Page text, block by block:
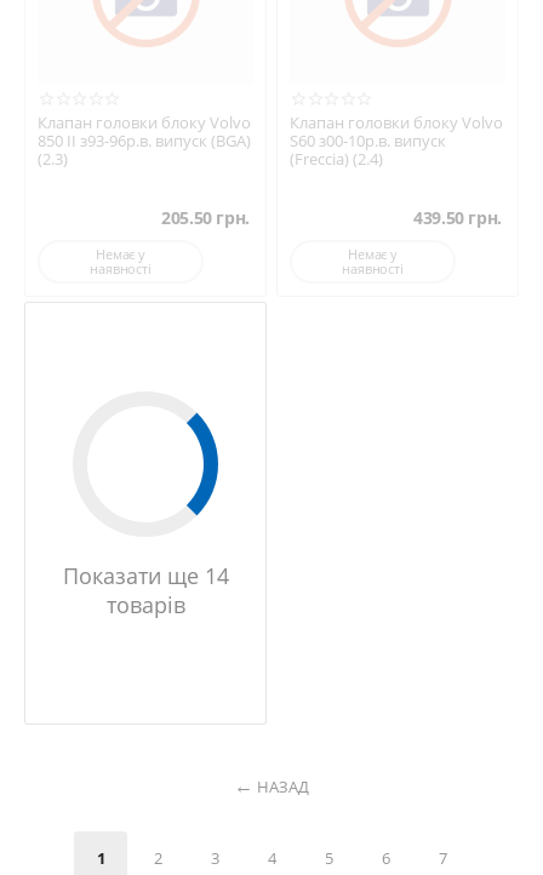
Клапан головки блоку Volvo
850 II з93-96р.в. випуск (BGA)
(2.3)
205.50 грн.
Немає у
наявності
Клапан головки блоку Volvo
S60 з00-10р.в. випуск
(Freccia) (2.4)
439.50 грн.
Немає у
наявності
Показати ще 14
товарів
НАЗАД
1 2 3 4 5 6 7